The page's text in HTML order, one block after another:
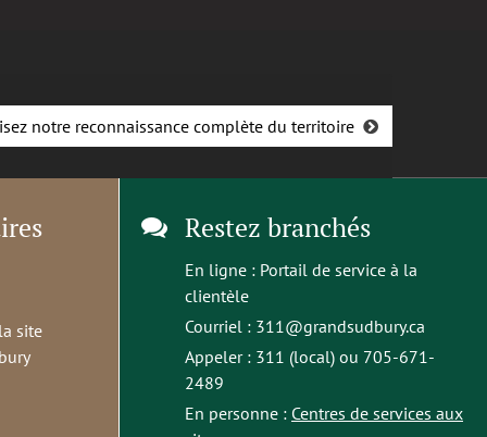
notre reconnaissance complète du territoire
site
Restez branchés
En ligne : Portail de service à la
clientèle
Courriel : 311@grandsudbury.ca
Appeler : 311 (local) ou 705-671-
2489
En personne : Centres de services aux